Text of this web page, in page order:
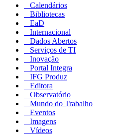
Calendários
Bibliotecas
EaD
Internacional
Dados Abertos
Serviços de TI
Inovação
Portal Integra
IFG Produz
Editora
Observatório
Mundo do Trabalho
Eventos
Imagens
Vídeos